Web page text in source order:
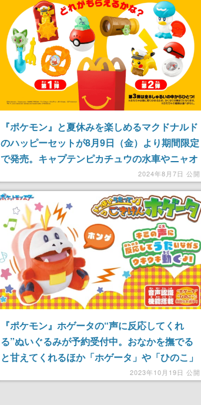
『ポケモン』と夏休みを楽しめるマクドナルド
のハッピーセットが8月9日（金）より期間限定
で発売。キャプテンピカチュウの水車やニャオ
ハのツールキット、ホゲータのフライングディ
スクのおもちゃなど全8種が登場
2024年8月7日 公開
『ポケモン』ホゲータの“声に反応してくれ
る”ぬいぐるみが予約受付中。おなかを撫でる
と甘えてくれるほか「ホゲータ」や「ひのこ」
という単語で特別なリアクションをしてくれる
2023年10月19日 公開